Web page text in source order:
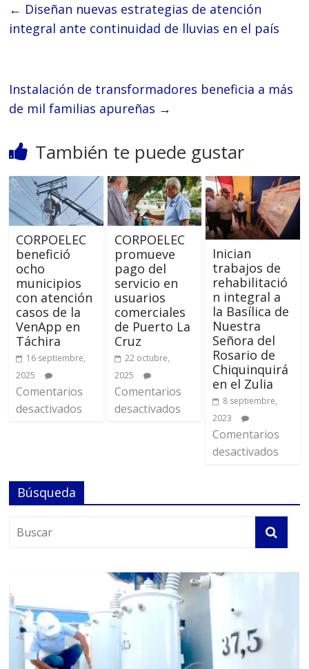
← Diseñan nuevas estrategias de atención
integral ante continuidad de lluvias en el país
Instalación de transformadores beneficia a más
de mil familias apureñas →
También te puede gustar
CORPOELEC
benefició
ocho
municipios
con atención
casos de la
VenApp en
Táchira
16 septiembre,
2025
Comentarios
desactivados
CORPOELEC
promueve
pago del
servicio en
usuarios
comerciales
de Puerto La
Cruz
22 octubre,
2025
Comentarios
desactivados
Inician
trabajos de
rehabilitació
n integral a
la Basílica de
Nuestra
Señora del
Rosario de
Chiquinquirá
en el Zulia
8 septiembre,
2023
Comentarios
desactivados
Búsqueda